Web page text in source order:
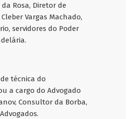
Rosa, Diretor de
Vargas Machado,
servidores do Poder
técnica do
a cargo do Advogado
Consultor da Borba,